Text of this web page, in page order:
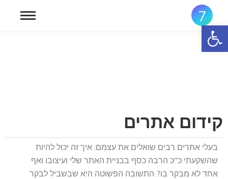
פתח סרגל נגישות
קידום אתרים
בעלי אתרים רבים שואלים את עצמם: איך זה יכול להיות
שהשקעתי כ"כ הרבה כסף בבניית האתר שלי ועיצובו ואף
אחד לא מבקר בו? התשובה הפשוטה היא שבשביל לבקר